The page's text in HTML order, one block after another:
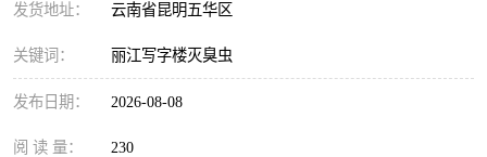
发货地址： 云南省昆明五华区
关键词： 丽江写字楼灭臭虫
发布日期： 2026-08-08
阅 读 量： 230